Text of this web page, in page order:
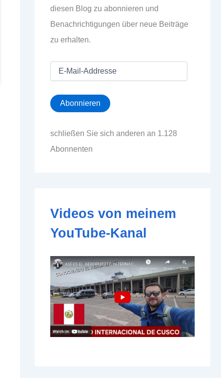
diesen Blog zu abonnieren und
Benachrichtigungen über neue Beiträge
zu erhalten.
a
i
A
d
Abonnieren
schließen Sie sich anderen an 1.128
Abonnenten
Videos von meinem
YouTube-Kanal